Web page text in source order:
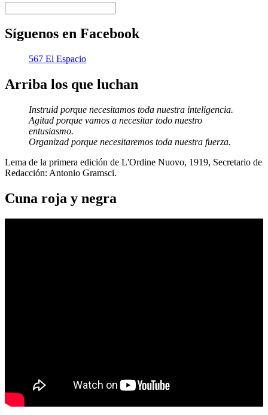
Síguenos en Facebook
567 El Espacio
Arriba los que luchan
Instruid porque necesitamos toda nuestra inteligencia.
Agitad porque vamos a necesitar todo nuestro
entusiasmo.
Organizad porque necesitaremos toda nuestra fuerza.
Lema de la primera edición de L'Ordine Nuovo, 1919, Secretario de
Redacción: Antonio Gramsci.
Cuna roja y negra